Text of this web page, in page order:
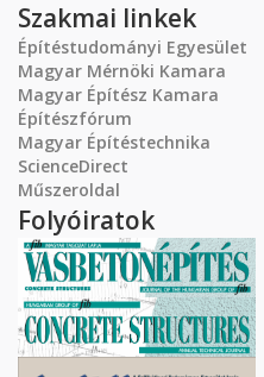
Szakmai linkek
Építéstudományi Egyesület
Magyar Mérnöki Kamara
Magyar Építész Kamara
Építészfórum
Magyar Építéstechnika
ScienceDirect
Műszeroldal
Folyóiratok